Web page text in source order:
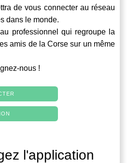
de vous connecter au réseau
dans le monde.
professionnel qui regroupe la
amis de la Corse sur un même
nous !
l'application